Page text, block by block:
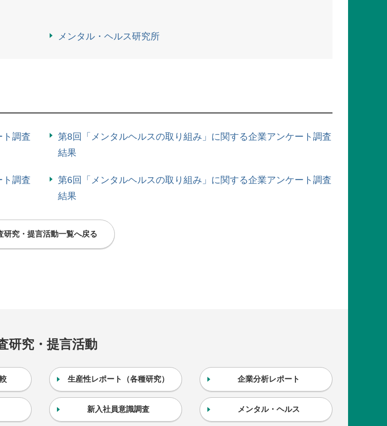
メンタル・ヘルス研究所
ト調査
第8回「メンタルヘルスの取り組み」に関する企業アンケート調査
結果
ト調査
第6回「メンタルヘルスの取り組み」に関する企業アンケート調査
結果
研究・提言活動一覧へ戻る
研究・提言活動
生産性レポート（各種研究） 企業分析レポート
新入社員意識調査 メンタル・ヘルス